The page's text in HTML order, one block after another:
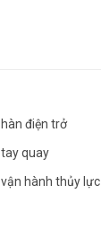
điện trở
tay quay
vận hành thủy lực